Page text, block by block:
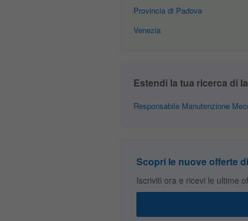
Provincia di Padova
Venezia
Estendi la tua ricerca di
Responsabile Manutenzione
Scopri le nuove offerte
Iscriviti ora e ricevi le ultime